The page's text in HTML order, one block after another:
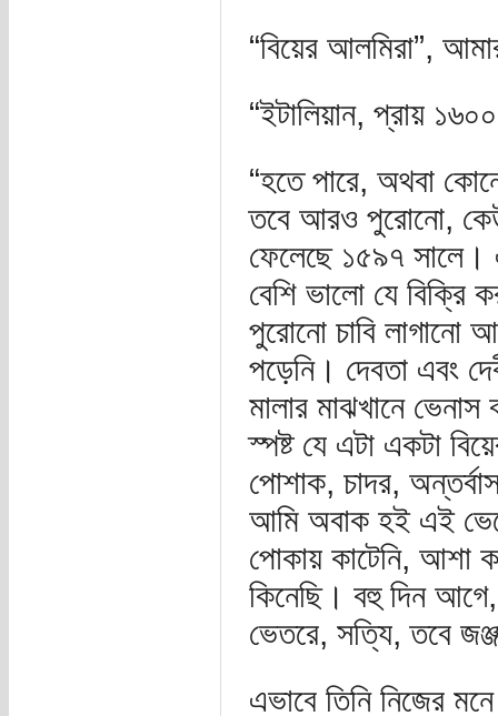
“বিয়ের আলমিরা”,
“ইটালিয়ান, প্রায়
“হতে পারে, অথবা
তবে আরও পুরোনো, কেউ
ফেলেছে ১৫৯৭ সালে।
বেশি ভালো যে বিক্রি
পুরোনো চাবি
পড়েনি। দেবতা এবং
মালার মাঝখানে
স্পষ্ট যে এটা একটা
পোশাক, চাদর,
আমি অবাক হই এই
পোকায় কাটেনি, আশা
কিনেছি। বহু দিন
ভেতরে, সত্যি, তবে
এভাবে তিনি নিজের